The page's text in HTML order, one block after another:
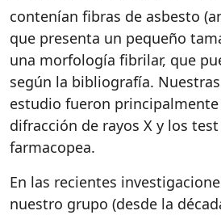
contenían fibras de asbesto
que presenta un pequeño
una morfología fibrilar, que
según la bibliografía.
estudio fueron
difracción de rayos X y los
farmacopea.
En las recientes
nuestro grupo (desde la